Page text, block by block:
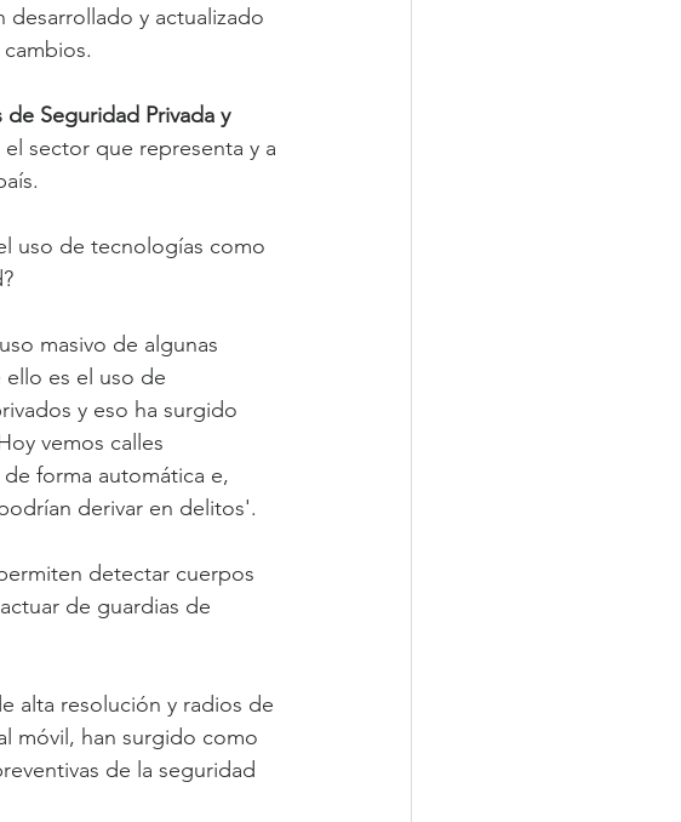
desarrollado y actualizado
Seguridad Privada y
sector que representa y a
uso de tecnologías como
masivo de algunas
es el uso de
y eso ha surgido
vemos calles
forma automática e,
derivar en delitos'.
detectar cuerpos
de guardias de
alta resolución y radios de
móvil, han surgido como
de la seguridad